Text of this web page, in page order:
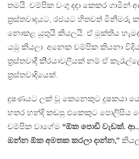
තමයි. චම්පික වංගු දදා කෙකර ගාමින්
ත්‍රස්තවාදයට, රජයට හිතවත් මිනීමරු
නොකළ යුතුයි කියලයි. ඒ මුක්තිය
යමු කියලා. අනෙක චම්පික කියනා
ත‍්‍රස්තවාදී කි‍්‍රයාවලියක් නම් ඒ
ත්‍රස්තවාදියෙක්.
දූෂණයට ලක් වූ කෙනෙකුට දූෂකයා
හතර හන්දි කඩපු එකෙකුට පොලිසිය
චම්පික වාගේම “ඕක පොඩි වැඩක්.
ඔන්න ඕක අමතක කරලා දාන්න,”